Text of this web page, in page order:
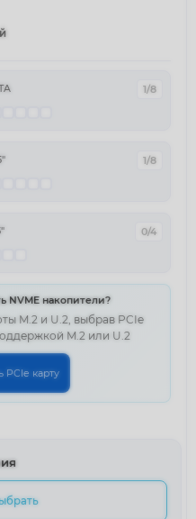
1/8
1/8
0/4
NVME накопители?
M.2 и U.2, выбрав PCIe
M.2 или U.2
PCIe карту